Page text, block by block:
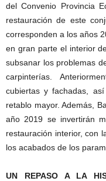
del Convenio Provincia
restauración de este
corresponden a los años
en gran parte el interior
subsanar los problemas
carpinterías.
cubiertas y fachadas,
retablo mayor. Además,
año 2019 se invertirán
restauración interior, con
los acabados de los
UN REPASO A LA